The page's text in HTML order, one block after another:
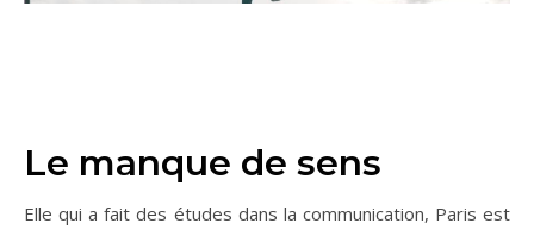
Le manque de sens
Elle qui a fait des études dans la communication, Paris est